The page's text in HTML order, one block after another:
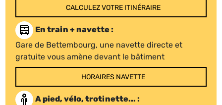
CALCULEZ VOTRE ITINÉRAIRE
En train + navette :
Gare de Bettembourg, une navette directe et
gratuite vous amène devant le bâtiment
HORAIRES NAVETTE
A pied, vélo, trotinette... :